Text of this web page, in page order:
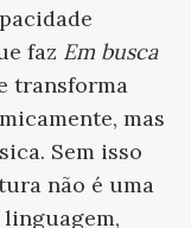
faz Em busca
transforma
mas
Sem isso
não é uma